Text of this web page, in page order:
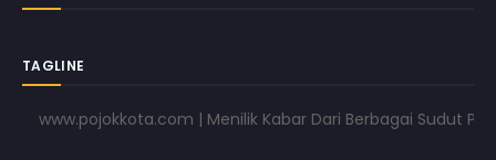
TAGLINE
| Menilik Kabar Dari Berbagai Sudut